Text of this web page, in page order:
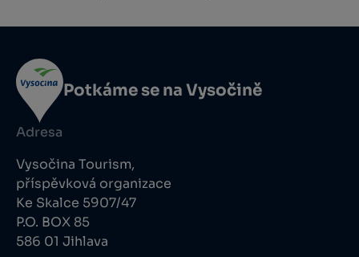
Potkáme se na Vysočině
Adresa
Vysočina Tourism,
příspěvková organizace
Ke Skalce 5907/47
P.O. BOX 85
586 01 Jihlava